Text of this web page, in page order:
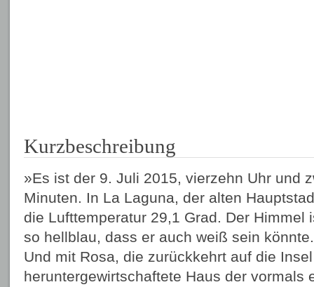
Kurzbeschreibung
»Es ist der 9. Juli 2015, vierzehn Uhr und
Minuten. In La Laguna, der alten
die Lufttemperatur 29,1 Grad. Der Himmel
so hellblau, dass er auch weiß sein
Und mit Rosa, die zurückkehrt auf die
heruntergewirtschaftete Haus der vormals